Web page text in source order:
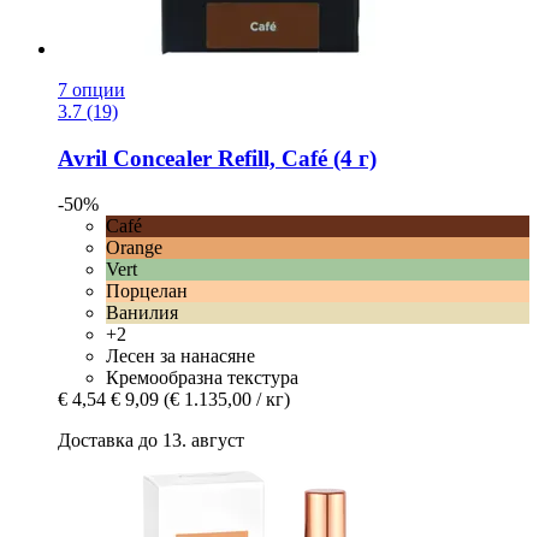
7 опции
3.7 (19)
Avril Concealer Refill, Café (4 г)
-50%
Café
Orange
Vert
Порцелан
Ванилия
+2
Лесен за нанасяне
Кремообразна текстура
€ 4,54 € 9,09 (€ 1.135,00 / кг)
Доставка до 13. август